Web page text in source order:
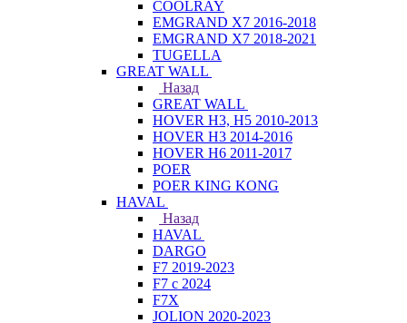
COOLRAY
EMGRAND X7 2016-2018
EMGRAND X7 2018-2021
TUGELLA
GREAT WALL
Назад
GREAT WALL
HOVER H3, H5 2010-2013
HOVER H3 2014-2016
HOVER H6 2011-2017
POER
POER KING KONG
HAVAL
Назад
HAVAL
DARGO
F7 2019-2023
F7 с 2024
F7X
JOLION 2020-2023